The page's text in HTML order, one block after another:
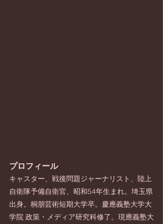
プロフィール
キャスター、戦後問題ジャーナリスト、陸上
自衛隊予備自衛官、昭和54年生まれ。埼玉県
出身。桐朋芸術短期大学卒。慶應義塾大学大
学院 政策・メディア研究科修了。現應義塾大